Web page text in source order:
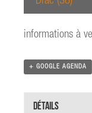
informations à
+ GOOGLE AGENDA
Détails